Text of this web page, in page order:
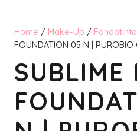
Home / Make-Up / Fondotinta
FOUNDATION 05 N | PUROBIO
SUBLIME